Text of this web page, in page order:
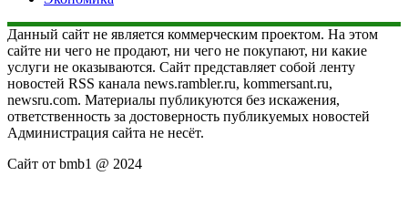
Данный сайт не является коммерческим проектом. На этом
сайте ни чего не продают, ни чего не покупают, ни какие
услуги не оказываются. Сайт представляет собой ленту
новостей RSS канала news.rambler.ru, kommersant.ru,
newsru.com. Материалы публикуются без искажения,
ответственность за достоверность публикуемых новостей
Администрация сайта не несёт.
Сайт от bmb1 @ 2024